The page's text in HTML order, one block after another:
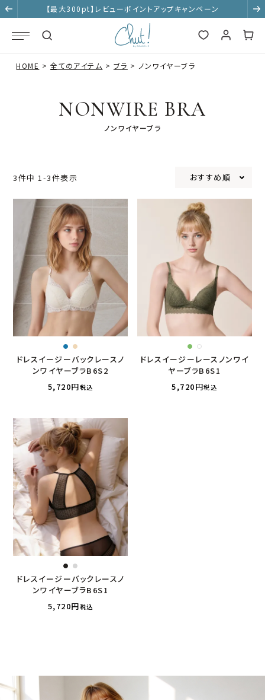
【最大300pt】レビューポイントアップキャンペーン
HOME 全てのアイテム ブラ ノンワイヤーブラ
NONWIRE BRA
ノンワイヤーブラ
おすすめ順
3件中 1 -3件表示
ドレスイージーバックレースノ
ンワイヤーブラB6S2
5,720
税込
ドレスイージーレースノンワイ
ヤーブラB6S1
5,720
税込
ドレスイージーバックレースノ
ンワイヤーブラB6S1
5,720
税込